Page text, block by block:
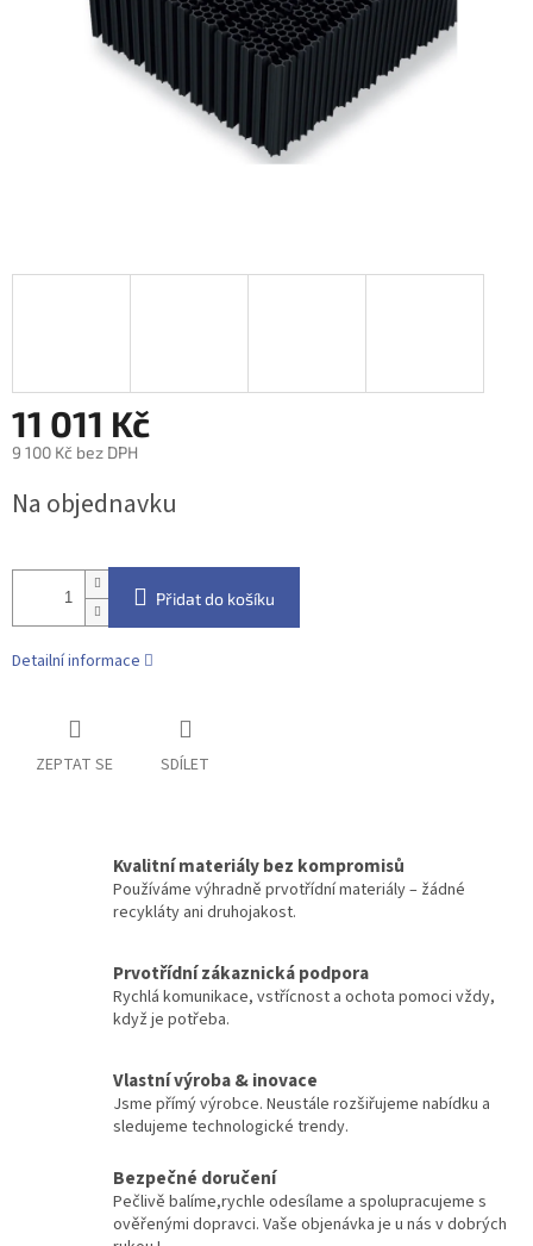
11 011 Kč
9 100 Kč bez DPH
cena:
Na objednavku
Přidat do košíku
Detailní informace
ZEPTAT SE SDÍLET
Kvalitní materiály bez kompromisů
Používáme výhradně prvotřídní materiály – žádné
recykláty ani druhojakost.
Prvotřídní zákaznická podpora
Rychlá komunikace, vstřícnost a ochota pomoci vždy,
když je potřeba.
Vlastní výroba & inovace
Jsme přímý výrobce. Neustále rozšiřujeme nabídku a
sledujeme technologické trendy.
Bezpečné doručení
Pečlivě balíme,rychle odesílame a spolupracujeme s
ověřenými dopravci. Vaše objenávka je u nás v dobrých